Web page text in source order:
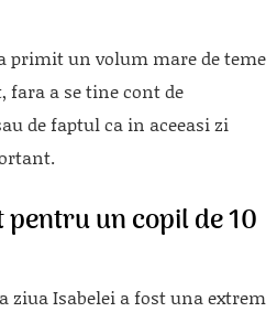
primit un volum mare de teme
a se tine cont de
de faptul ca in aceeasi zi
un copil de 10
ziua Isabelei a fost una extrem